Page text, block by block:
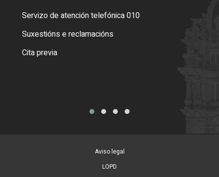
Servizo de atención telefónica 010
Suxestións e reclamacións
Cita previa
Aviso legal
LOPD